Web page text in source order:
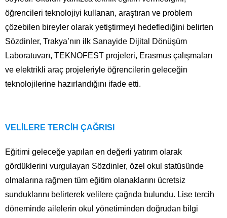
öğrencileri teknolojiyi kullanan, araştıran ve problem
çözebilen bireyler olarak yetiştirmeyi hedeflediğini belirten
Sözdinler, Trakya’nın ilk Sanayide Dijital Dönüşüm
Laboratuvarı, TEKNOFEST projeleri, Erasmus çalışmaları
ve elektrikli araç projeleriyle öğrencilerin geleceğin
teknolojilerine hazırlandığını ifade etti.
VELİLERE TERCİH ÇAĞRISI
Eğitimi geleceğe yapılan en değerli yatırım olarak
gördüklerini vurgulayan Sözdinler, özel okul statüsünde
olmalarına rağmen tüm eğitim olanaklarını ücretsiz
sunduklarını belirterek velilere çağrıda bulundu. Lise tercih
döneminde ailelerin okul yönetiminden doğrudan bilgi